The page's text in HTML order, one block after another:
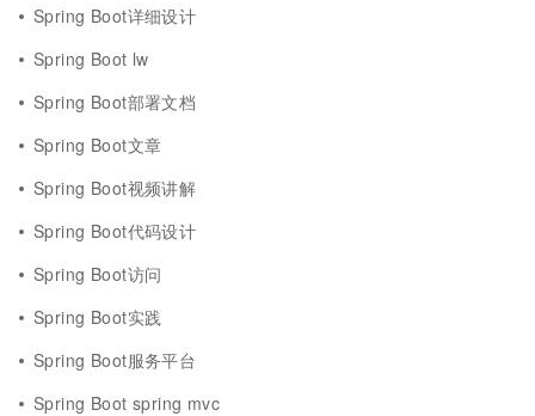
Spring Boot详细设计
Spring Boot lw
Spring Boot部署文档
Spring Boot文章
Spring Boot视频讲解
Spring Boot代码设计
Spring Boot访问
Spring Boot实践
Spring Boot服务平台
Spring Boot spring mvc